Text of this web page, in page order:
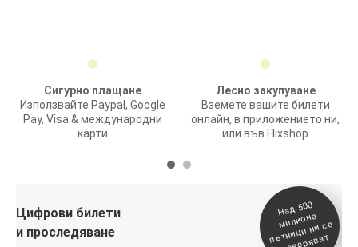
Сигурно плащане
Използвайте Paypal, Google
Pay, Visa & международни
карти
Лесно закупуване
Вземете вашите билети
онлайн, в приложението ни,
или във Flixshop
Цифрови билети
и проследяване
На
д 500
милиона
п
ътници ни се